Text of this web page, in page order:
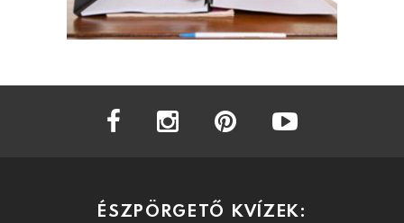
facebook instagram
ÉSZPÖRGETŐ KVÍZEK: